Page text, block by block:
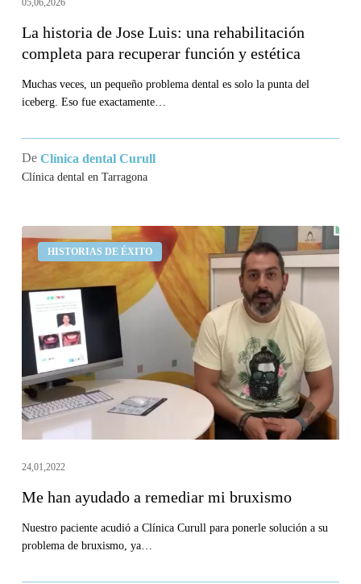
estética
La historia de Jose Luis: una rehabilitación
completa para recuperar función y estética
Muchas veces, un pequeño problema dental es solo la punta del
iceberg. Eso fue exactamente…
De Clínica dental Curull
Clínica dental en Tarragona
HISTORIAS DE ÉXITO
Me
han
remediar
bruxismo
24,01,2022
Me han ayudado a remediar mi bruxismo
Nuestro paciente acudió a Clínica Curull para ponerle solución a su
problema de bruxismo, ya…